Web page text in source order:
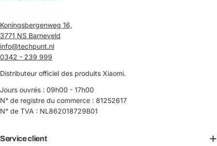
Koningsbergenweg 16,
3771 NS Barneveld
info@techpunt.nl
0342 - 239 999
Distributeur officiel des produits Xiaomi.
Jours ouvrés : 09h00 - 17h00
N° de registre du commerce : 81252617
N° de TVA : NL862018729B01
Service client